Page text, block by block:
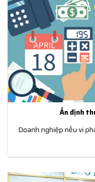
Ấn định
Doanh nghiệp nếu vi